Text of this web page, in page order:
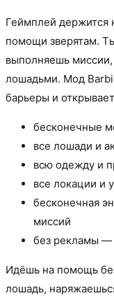
Геймплей держится
помощи зверятам.
выполняешь
лошадьми. Мод
барьеры и
бесконечные
все лошади и
всю одежду и
все локации и
бесконечная
миссий
без рекламы —
Идёшь на помощь
лошадь,